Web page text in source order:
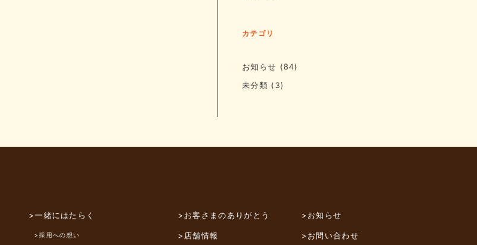
カテゴリ
お知らせ (84)
未分類 (3)
>一緒にはたらく
>採用への想い
>お客さまのありがとう
>店舗情報
>お知らせ
>お問い合わせ